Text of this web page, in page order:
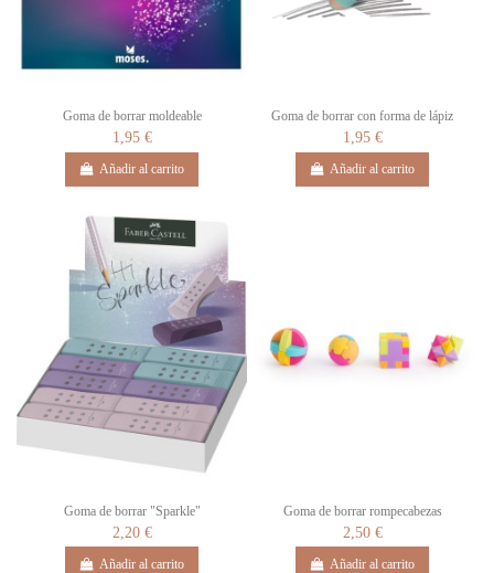
Goma de borrar moldeable
1,95 €
Añadir al carrito
Goma de borrar con forma de lápiz
1,95 €
Añadir al carrito
Goma de borrar "Sparkle"
2,20 €
Añadir al carrito
Goma de borrar rompecabezas
2,50 €
Añadir al carrito